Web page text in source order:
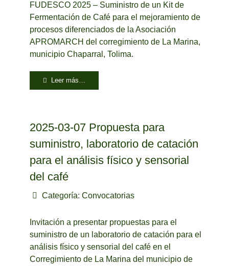
FUDESCO 2025 – Suministro de un Kit de
Fermentación de Café para el mejoramiento de
procesos diferenciados de la Asociación
APROMARCH del corregimiento de La Marina,
municipio Chaparral, Tolima.
Leer más…
2025-03-07 Propuesta para
suministro, laboratorio de catación
para el análisis físico y sensorial
del café
Categoría: Convocatorias
Invitación a presentar propuestas para el
suministro de un laboratorio de catación para el
análisis físico y sensorial del café en el
Corregimiento de La Marina del municipio de